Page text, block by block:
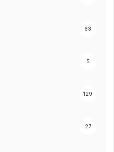
63
5
129
27